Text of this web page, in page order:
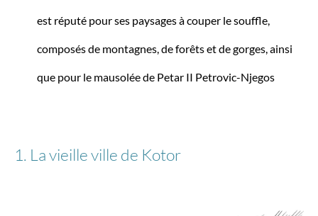
est réputé pour ses paysages à couper le souffle,
composés de montagnes, de forêts et de gorges, ainsi
que pour le mausolée de Petar II Petrovic-Njegos
1. La vieille ville de Kotor